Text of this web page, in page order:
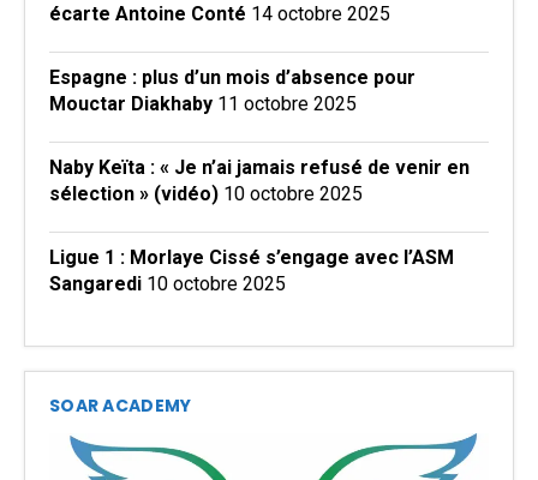
écarte Antoine Conté 14 octobre 2025
Espagne : plus d’un mois d’absence pour
Mouctar Diakhaby 11 octobre 2025
Naby Keïta : « Je n’ai jamais refusé de venir en
sélection » (vidéo) 10 octobre 2025
Ligue 1 : Morlaye Cissé s’engage avec l’ASM
Sangaredi 10 octobre 2025
SOAR ACADEMY